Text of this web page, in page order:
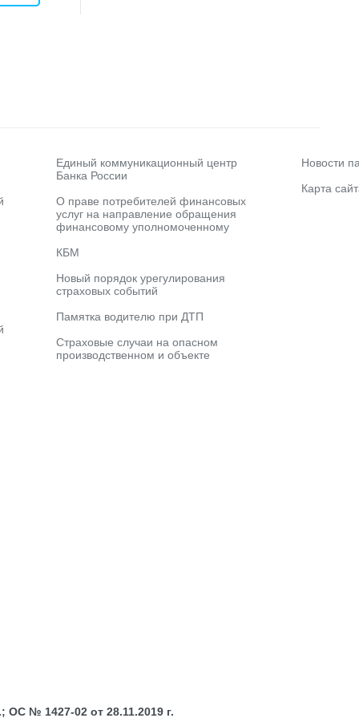
Единый коммуникационный центр
Банка России
О праве потребителей финансовых
услуг на направление обращения
финансовому уполномоченному
КБМ
Новый порядок урегулирования
страховых событий
Памятка водителю при ДТП
Страховые случаи на опасном
производственном и объекте
Новости
Карта
№ 1427-02 от 28.11.2019 г.